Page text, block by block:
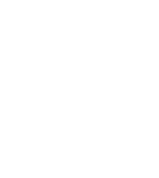
м²